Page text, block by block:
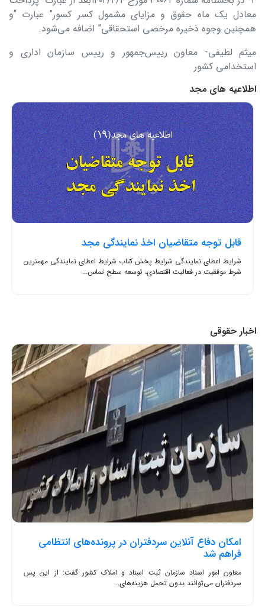
معادل یک ماه حقوق و مزایای مشمول کسر کسور” عبارت “و
همچنین وجوه ذخیره مرخصی استحقاقی” اضافه می‌شود.
میثم لطیفی- معاون رییس‌جمهور و رییس سازمان اداری و
استخدامی کشور
اطلاعیه های مجد
قابل توجه متقاضیان اخذ نمایندگی مجد
شرایط اعطای نمایندگی شرایط پخش کتاب شرایط اعطای نمایندگی مهمترین
شرط موفقیت در فعالیت اقتصادی، توسعه سطح تماس...
اخبار حقوقی
امکان دفاع آنلاین سردفتران در پرونده‌های انتظامی
فراهم شد
معاون امور اسناد سازمان ثبت اسناد و املاک کشور گفت: از این پس
سردفتران می‌توانند بدون تحمل هزینه‌های...